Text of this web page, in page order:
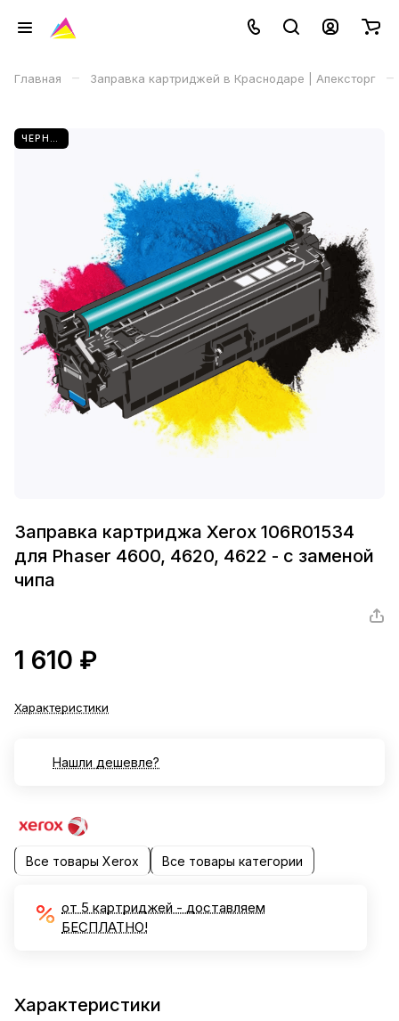
Главная – Заправка картриджей в Краснодаре | Апексторг –
Заправка картриджа Xerox 106R01534
для Phaser 4600, 4620, 4622 - с заменой
чипа
1 610 ₽
Характеристики
Нашли дешевле?
Все товары Xerox Все товары категории
от 5 картриджей - доставляем
БЕСПЛАТНО!
Характеристики